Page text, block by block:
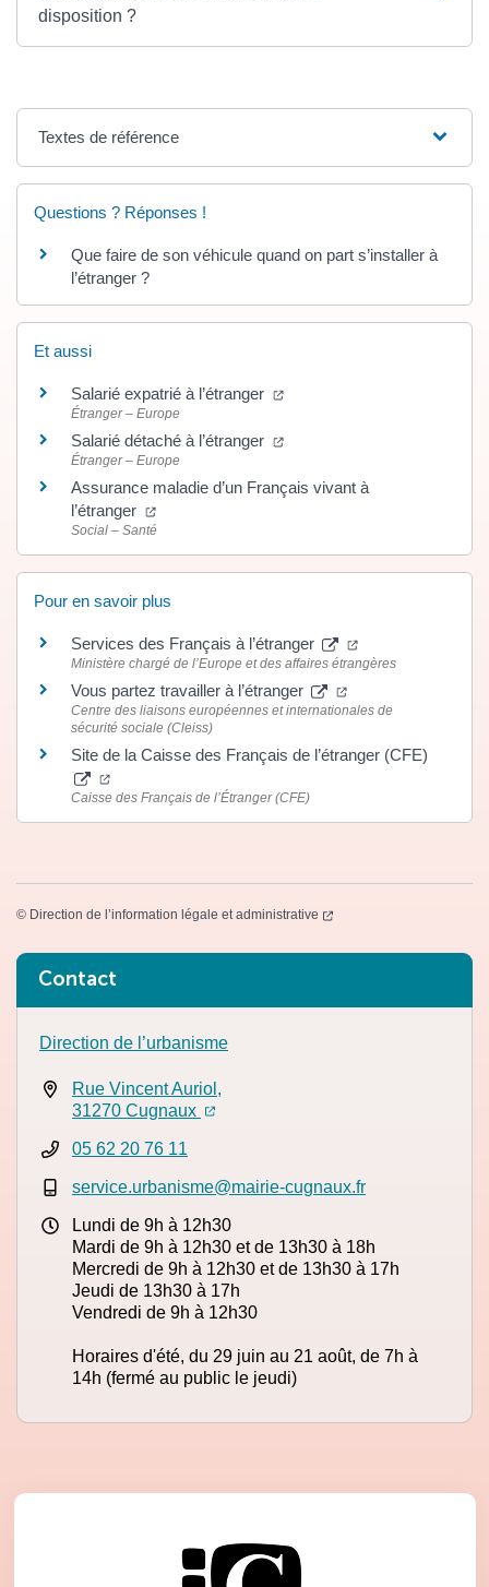
disposition ?
Textes de référence
Questions ? Réponses !
Que faire de son véhicule quand on part s’installer à
l’étranger ?
Et aussi
Salarié expatrié à l’étranger (ouverture dans un nouvel
Étranger – Europe
Salarié détaché à l’étranger (ouverture dans un nouvel
Étranger – Europe
Assurance maladie d’un Français vivant à
l’étranger
(ouverture dans un nouvel onglet)
Social – Santé
Pour en savoir plus
Services des Français à l’étranger (ouverture dans
Ministère chargé de l’Europe et des affaires étrangères
Vous partez travailler à l’étranger (ouverture dans un
Centre des liaisons européennes et internationales de
sécurité sociale (Cleiss)
Site de la Caisse des Français de l’étranger (CFE)
(ouverture dans un nouvel onglet)
Caisse des Français de l’Étranger (CFE)
© Direction de l’information légale et administrative (ouverture dans un
Informations complémentaires
Contact
Direction de l’urbanisme
Rue Vincent Auriol,
31270 Cugnaux (ouverture dans un nouvel onglet)
(ouverture dans un nouvel onglet)
05 62 20 76 11
service.urbanisme@mairie-cugnaux.fr
Lundi de 9h à 12h30
Mardi de 9h à 12h30 et de 13h30 à 18h
Mercredi de 9h à 12h30 et de 13h30 à 17h
Jeudi de 13h30 à 17h
Vendredi de 9h à 12h30
Horaires d'été, du 29 juin au 21 août, de 7h à
14h (fermé au public le jeudi)